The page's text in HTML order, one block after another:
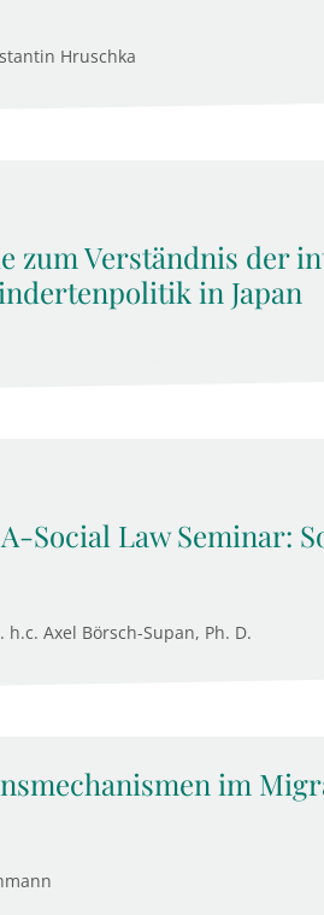
Hruschka
zum Verständnis der
in Japan
Social Law Seminar:
h.c. Axel Börsch-Supan, Ph. D.
im